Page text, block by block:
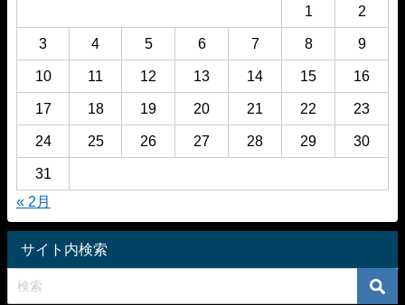
1 2
3 4 5 6 7 8 9
10 11 12 13 14 15 16
17 18 19 20 21 22 23
24 25 26 27 28 29 30
31
« 2月
サイト内検索